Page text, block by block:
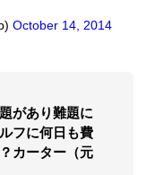
October 14, 2014
があり難題に
フに何日も費
カーター（元